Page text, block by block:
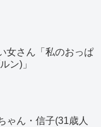
女さん「私のおっぱ
ン)」
ゃん・信子(31歳人